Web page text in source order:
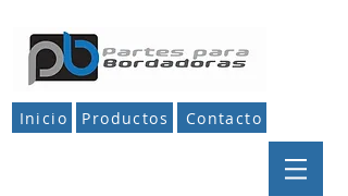
Inicio Productos Contacto